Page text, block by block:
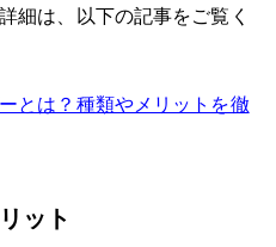
細は、以下の記事をご覧く
とは？種類やメリットを徹
ット